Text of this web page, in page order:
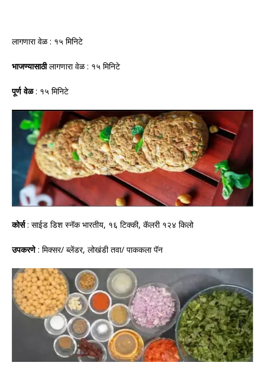
लागणारा वेळ : १५ मिनिटे
भाजण्यासाठीलागणारा वेळ : १५ मिनिटे
पूर्ण वेळ: १५ मिनिटे
कोर्स: साईड डिश स्नॅक भारतीय, १६ टिक्की, कॅलरी १२४ किलो
उपकरणे: मिक्सर/ ब्लेंडर, लोखंडी तवा/ पाककला पॅन